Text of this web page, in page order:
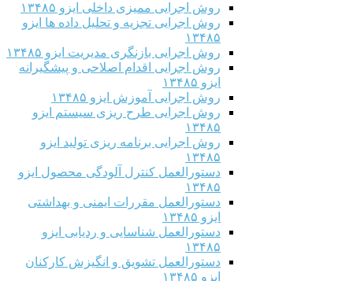
روش اجرایی ممیزی داخلی ایزو ۱۳۴۸۵
روش اجرایی تجزیه و تحلیل داده ها ایزو
۱۳۴۸۵
روش اجرایی بازنگری مدیریت ایزو ۱۳۴۸۵
روش اجرایی اقدام اصلاحی و پیشگیرانه
ایزو ۱۳۴۸۵
روش اجرایی آموزش ایزو ۱۳۴۸۵
روش اجرایی طرح ریزی سیستم ایزو
۱۳۴۸۵
روش اجرایی برنامه ریزی تولید ایزو
۱۳۴۸۵
دستورالعمل کنترل آلودگی محصول ایزو
۱۳۴۸۵
دستورالعمل مقررات ایمنی و بهداشتی
ایزو ۱۳۴۸۵
دستورالعمل شناسایی و ردیابی ایزو
۱۳۴۸۵
دستورالعمل تشویق و انگیزش کارکنان
ایزو ۱۳۴۸۵